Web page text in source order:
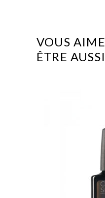
VOUS
ÊTRE